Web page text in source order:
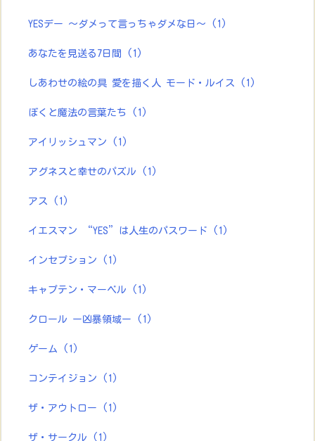
YESデー ～ダメって言っちゃダメな日～ (1)
あなたを見送る7日間 (1)
しあわせの絵の具 愛を描く人 モード・ルイス (1)
ぼくと魔法の言葉たち (1)
アイリッシュマン (1)
アグネスと幸せのパズル (1)
アス (1)
イエスマン “YES”は人生のパスワード (1)
インセプション (1)
キャプテン・マーベル (1)
クロール ー凶暴領域ー (1)
ゲーム (1)
コンテイジョン (1)
ザ・アウトロー (1)
ザ・サークル (1)